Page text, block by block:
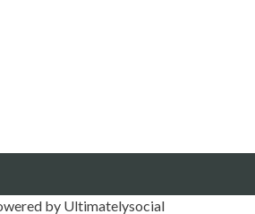
by Ultimatelysocial